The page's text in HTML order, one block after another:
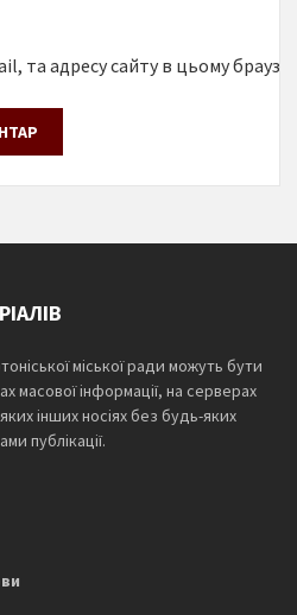
та адресу сайту в цьому
міської ради можуть бути
масової інформації, на серверах
інших носіях без будь-яких
публікації.